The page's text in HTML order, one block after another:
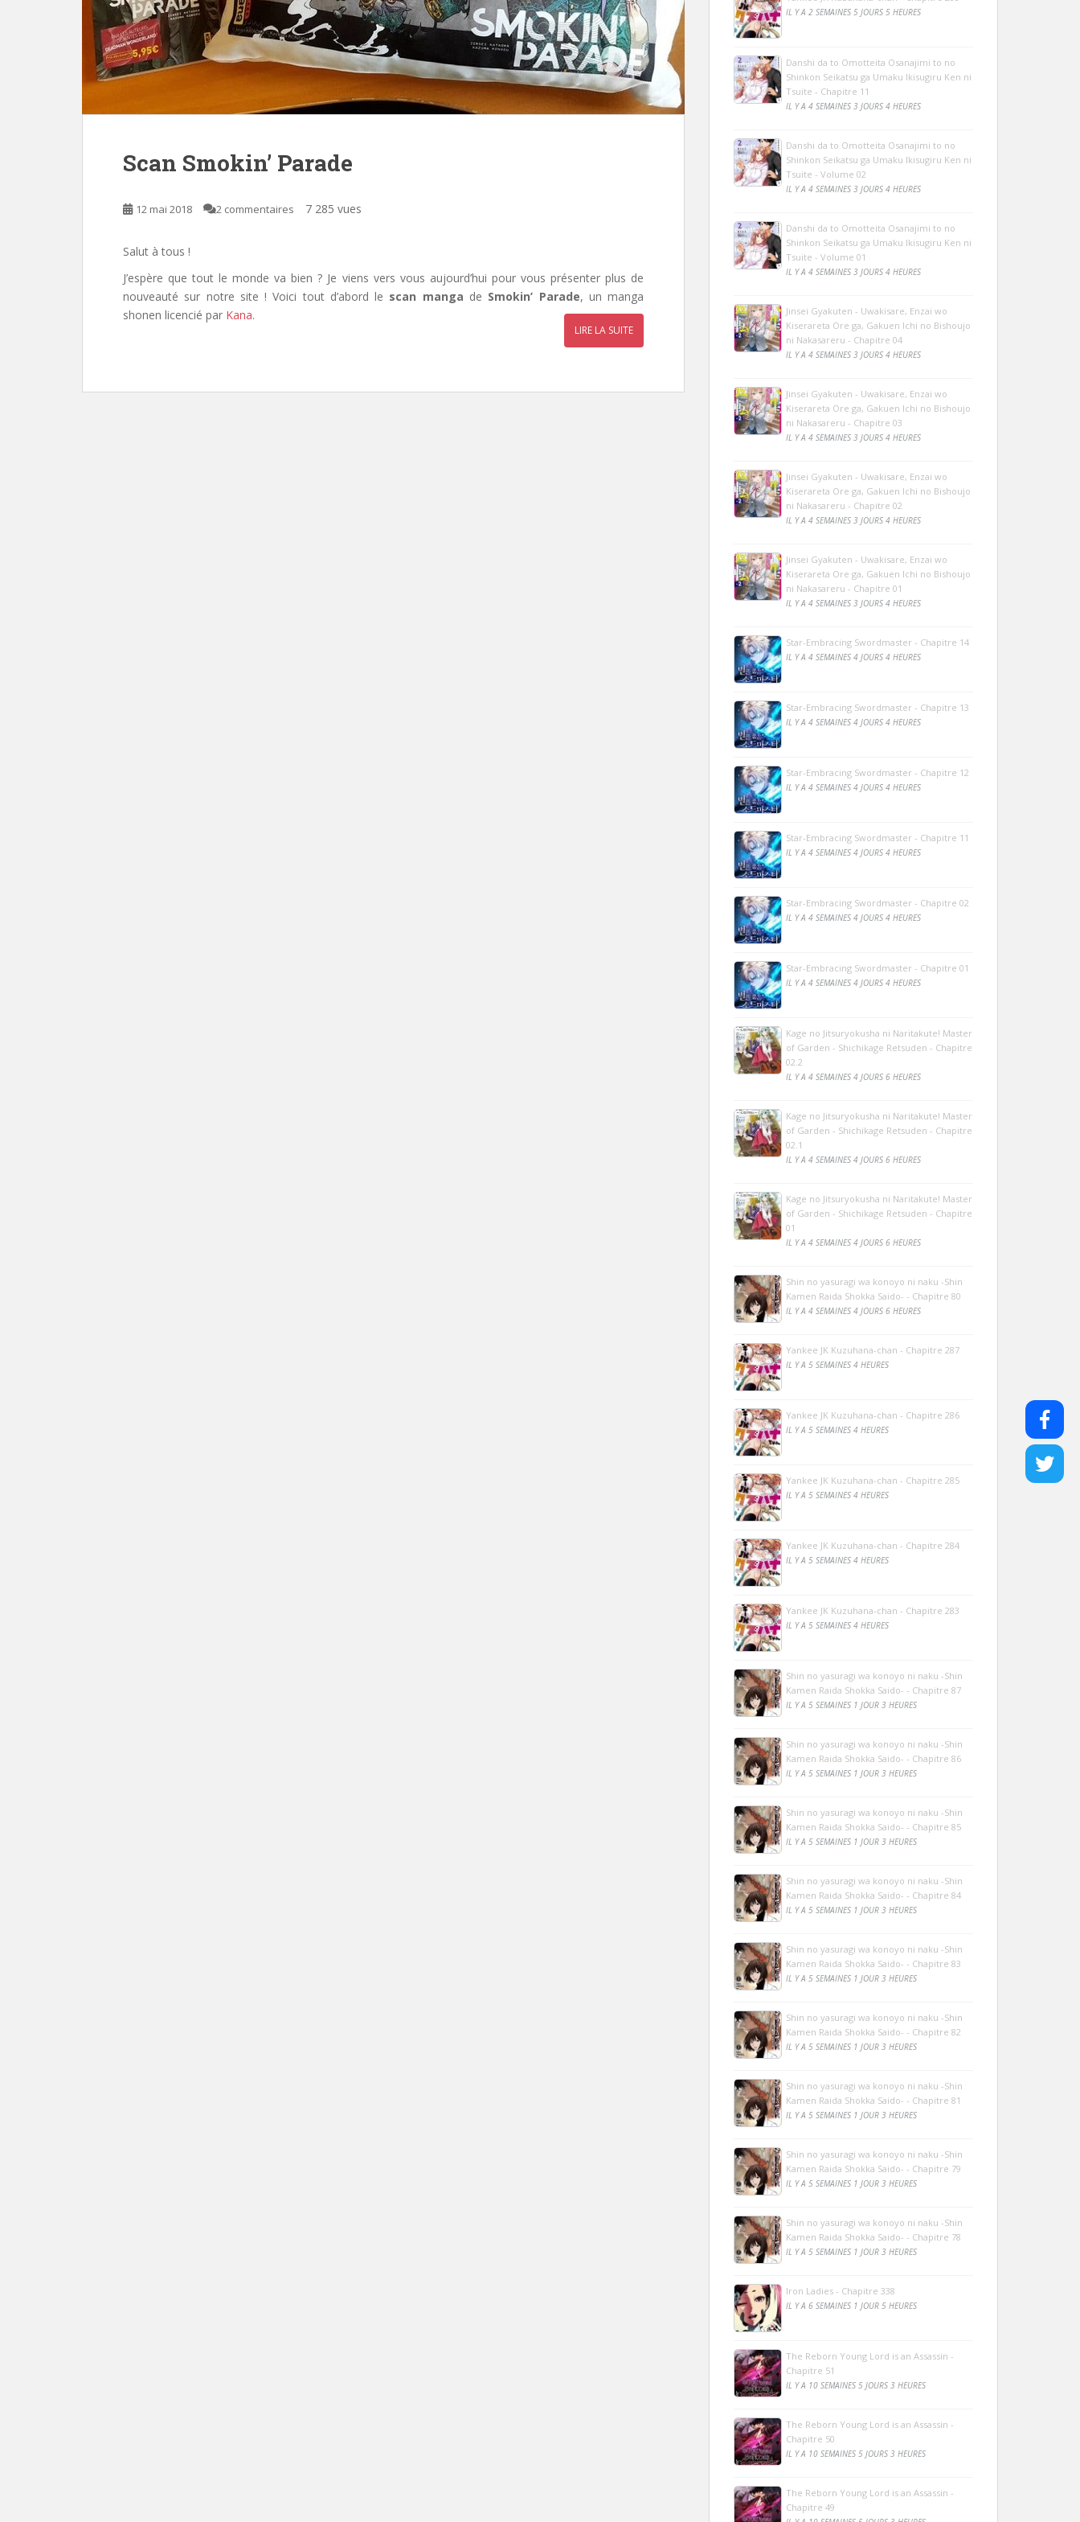
Scan Smokin’ Parade
12 mai 2018 2 commentaires 7 285 vues
Salut à tous !
J’espère que tout le monde va bien ? Je viens vers vous aujourd’hui pour vous présenter plus de
nouveauté sur notre site ! Voici tout d’abord le scan manga de Smokin’ Parade, un manga
shonen licencié par Kana.
LIRE LA SUITE
IL Y A 2 SEMAINES 5 JOURS 5 HEURES
Danshi da to Omotteita Osanajimi to no
Shinkon Seikatsu ga Umaku Ikisugiru Ken ni
Tsuite - Chapitre 11
IL Y A 4 SEMAINES 3 JOURS 4 HEURES
Danshi da to Omotteita Osanajimi to no
Shinkon Seikatsu ga Umaku Ikisugiru Ken ni
Tsuite - Volume 02
IL Y A 4 SEMAINES 3 JOURS 4 HEURES
Danshi da to Omotteita Osanajimi to no
Shinkon Seikatsu ga Umaku Ikisugiru Ken ni
Tsuite - Volume 01
IL Y A 4 SEMAINES 3 JOURS 4 HEURES
Jinsei Gyakuten - Uwakisare, Enzai wo
Kiserareta Ore ga, Gakuen Ichi no Bishoujo
ni Nakasareru - Chapitre 04
IL Y A 4 SEMAINES 3 JOURS 4 HEURES
Jinsei Gyakuten - Uwakisare, Enzai wo
Kiserareta Ore ga, Gakuen Ichi no Bishoujo
ni Nakasareru - Chapitre 03
IL Y A 4 SEMAINES 3 JOURS 4 HEURES
Jinsei Gyakuten - Uwakisare, Enzai wo
Kiserareta Ore ga, Gakuen Ichi no Bishoujo
ni Nakasareru - Chapitre 02
IL Y A 4 SEMAINES 3 JOURS 4 HEURES
Jinsei Gyakuten - Uwakisare, Enzai wo
Kiserareta Ore ga, Gakuen Ichi no Bishoujo
ni Nakasareru - Chapitre 01
IL Y A 4 SEMAINES 3 JOURS 4 HEURES
Star-Embracing Swordmaster - Chapitre 14
IL Y A 4 SEMAINES 4 JOURS 4 HEURES
Star-Embracing Swordmaster - Chapitre 13
IL Y A 4 SEMAINES 4 JOURS 4 HEURES
Star-Embracing Swordmaster - Chapitre 12
IL Y A 4 SEMAINES 4 JOURS 4 HEURES
Star-Embracing Swordmaster - Chapitre 11
IL Y A 4 SEMAINES 4 JOURS 4 HEURES
Star-Embracing Swordmaster - Chapitre 02
IL Y A 4 SEMAINES 4 JOURS 4 HEURES
Star-Embracing Swordmaster - Chapitre 01
IL Y A 4 SEMAINES 4 JOURS 4 HEURES
Kage no Jitsuryokusha ni Naritakute! Master
of Garden - Shichikage Retsuden - Chapitre
02.2
IL Y A 4 SEMAINES 4 JOURS 6 HEURES
Kage no Jitsuryokusha ni Naritakute! Master
of Garden - Shichikage Retsuden - Chapitre
02.1
IL Y A 4 SEMAINES 4 JOURS 6 HEURES
Kage no Jitsuryokusha ni Naritakute! Master
of Garden - Shichikage Retsuden - Chapitre
01
IL Y A 4 SEMAINES 4 JOURS 6 HEURES
Shin no yasuragi wa konoyo ni naku -Shin
Kamen Raida Shokka Saido- - Chapitre 80
IL Y A 4 SEMAINES 4 JOURS 6 HEURES
Yankee JK Kuzuhana-chan - Chapitre 287
IL Y A 5 SEMAINES 4 HEURES
Yankee JK Kuzuhana-chan - Chapitre 286
IL Y A 5 SEMAINES 4 HEURES
Yankee JK Kuzuhana-chan - Chapitre 285
IL Y A 5 SEMAINES 4 HEURES
Yankee JK Kuzuhana-chan - Chapitre 284
IL Y A 5 SEMAINES 4 HEURES
Yankee JK Kuzuhana-chan - Chapitre 283
IL Y A 5 SEMAINES 4 HEURES
Shin no yasuragi wa konoyo ni naku -Shin
Kamen Raida Shokka Saido- - Chapitre 87
IL Y A 5 SEMAINES 1 JOUR 3 HEURES
Shin no yasuragi wa konoyo ni naku -Shin
Kamen Raida Shokka Saido- - Chapitre 86
IL Y A 5 SEMAINES 1 JOUR 3 HEURES
Shin no yasuragi wa konoyo ni naku -Shin
Kamen Raida Shokka Saido- - Chapitre 85
IL Y A 5 SEMAINES 1 JOUR 3 HEURES
Shin no yasuragi wa konoyo ni naku -Shin
Kamen Raida Shokka Saido- - Chapitre 84
IL Y A 5 SEMAINES 1 JOUR 3 HEURES
Shin no yasuragi wa konoyo ni naku -Shin
Kamen Raida Shokka Saido- - Chapitre 83
IL Y A 5 SEMAINES 1 JOUR 3 HEURES
Shin no yasuragi wa konoyo ni naku -Shin
Kamen Raida Shokka Saido- - Chapitre 82
IL Y A 5 SEMAINES 1 JOUR 3 HEURES
Shin no yasuragi wa konoyo ni naku -Shin
Kamen Raida Shokka Saido- - Chapitre 81
IL Y A 5 SEMAINES 1 JOUR 3 HEURES
Shin no yasuragi wa konoyo ni naku -Shin
Kamen Raida Shokka Saido- - Chapitre 79
IL Y A 5 SEMAINES 1 JOUR 3 HEURES
Shin no yasuragi wa konoyo ni naku -Shin
Kamen Raida Shokka Saido- - Chapitre 78
IL Y A 5 SEMAINES 1 JOUR 3 HEURES
Iron Ladies - Chapitre 338
IL Y A 6 SEMAINES 1 JOUR 5 HEURES
The Reborn Young Lord is an Assassin -
Chapitre 51
IL Y A 10 SEMAINES 5 JOURS 3 HEURES
The Reborn Young Lord is an Assassin -
Chapitre 50
IL Y A 10 SEMAINES 5 JOURS 3 HEURES
The Reborn Young Lord is an Assassin -
Chapitre 49